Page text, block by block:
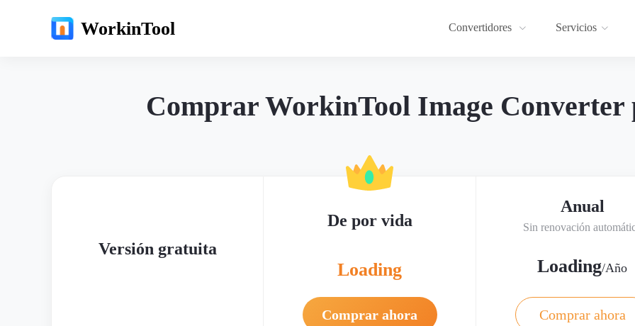
WorkinTool Convertidores Servicios
Comprar WorkinTool Image Converter
Versión gratuita
De por vida
Loading
Comprar ahora
Anual
Sin renovación
Loading/Año
Comprar ahora